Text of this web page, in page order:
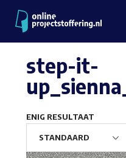
step-it-
ENIG RESULTAAT